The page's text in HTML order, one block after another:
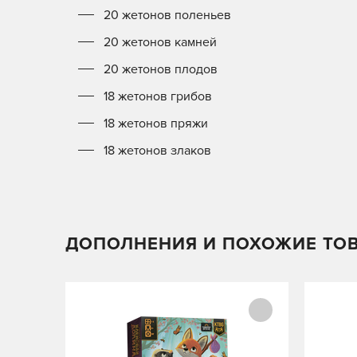
20 жетонов поленьев
20 жетонов камней
20 жетонов плодов
18 жетонов грибов
18 жетонов пряжи
18 жетонов злаков
ДОПОЛНЕНИЯ И ПОХОЖИЕ